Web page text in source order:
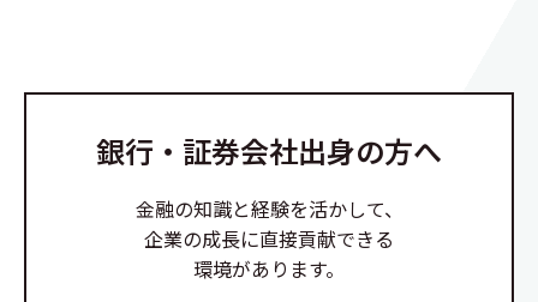
銀行・証券会社出身の方へ
金融の知識と経験を活かして、
企業の成長に直接貢献できる
環境があります。